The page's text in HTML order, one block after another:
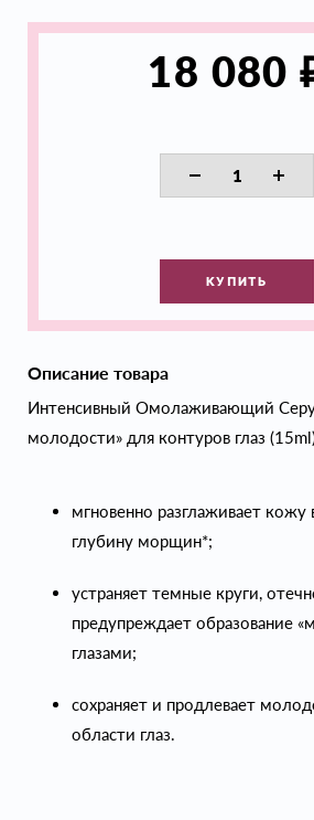
18 080
КУПИТЬ
Описание товара
Интенсивный Омолаживающий
молодости» для контуров глаз
мгновенно разглаживает кожу
глубину морщин*;
устраняет темные круги,
предупреждает образование
глазами;
сохраняет и продлевает
области глаз.